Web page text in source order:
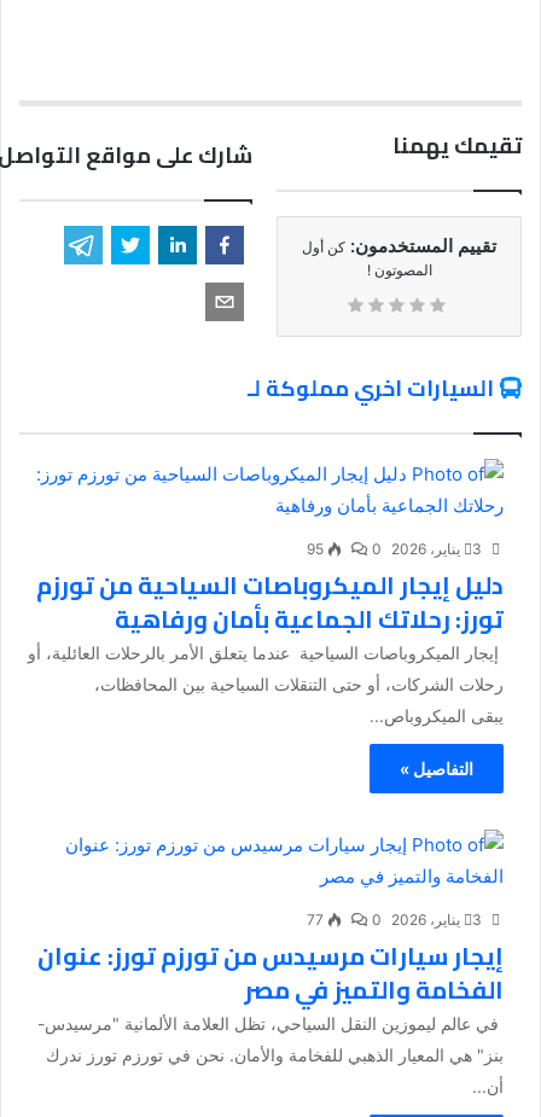
تقيمك يهمنا
تقييم المستخدمون: كن أول
المصوتون !
شارك على مواقع
السيارات اخري مملوكة لـ
3 يناير، 2026 0
95
دليل إيجار الميكروباصات السياحية من تورزم
تورز: رحلاتك الجماعية بأمان ورفاهية
إيجار الميكروباصات السياحية عندما يتعلق الأمر بالرحلات العائلية، أو
رحلات الشركات، أو حتى التنقلات السياحية بين المحافظات،
يبقى الميكروباص...
التفاصيل »
3 يناير، 2026 0
77
إيجار سيارات مرسيدس من تورزم تورز: عنوان
الفخامة والتميز في مصر
في عالم ليموزين النقل السياحي، تظل العلامة الألمانية "مرسيدس-
بنز" هي المعيار الذهبي للفخامة والأمان. نحن في تورزم تورز ندرك
أن...